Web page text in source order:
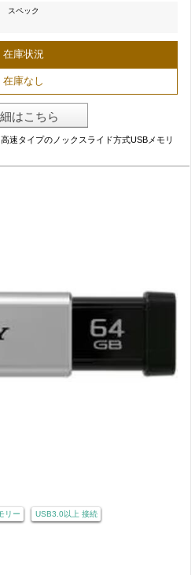
スペック
在庫状況
在庫なし
はこちら
速タイプのノックスライド方式USBメモリ
リー USB3.0以上 接続